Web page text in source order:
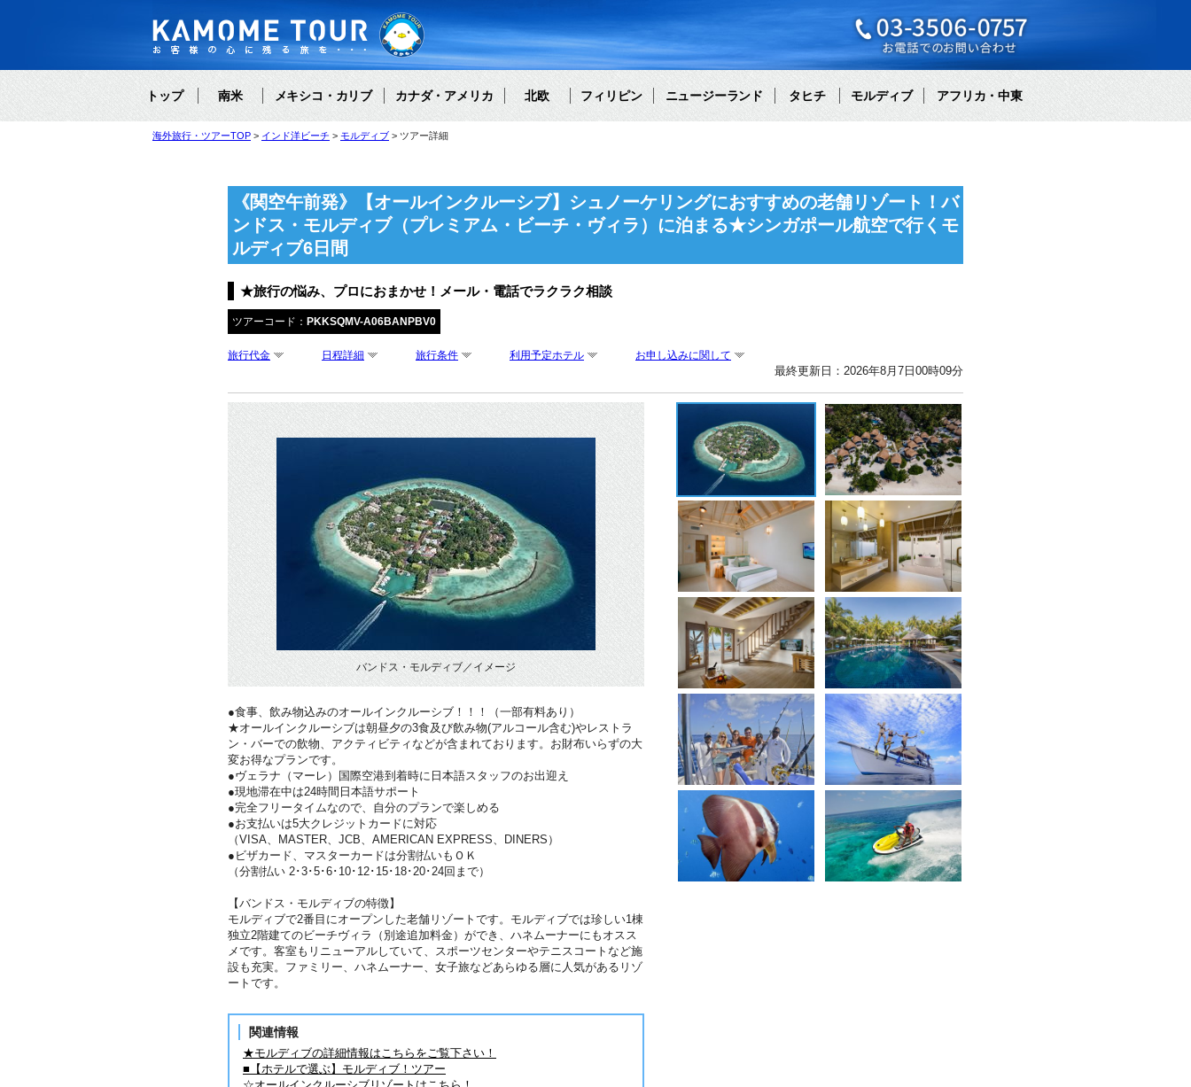
トップ 南米 メキシコ・カリブ カナダ・アメリカ 北欧 フィリピン ニュージーランド タヒチ モルディブ アフリカ・中東
海外旅行・ツアーTOP インド洋ビーチ モルディブ ツアー詳細
《関空午前発》【オールインクルーシブ】シュノーケリングにおすすめの老舗リゾート！バ
ンドス・モルディブ（プレミアム・ビーチ・ヴィラ）に泊まる★シンガポール航空で行くモ
ルディブ6日間
★旅行の悩み、プロにおまかせ！メール・電話でラクラク相談
ツアーコード： PKKSQMV-A06BANPBV0
旅行代金 日程詳細 旅行条件 利用予定ホテル お申し込みに関して
最終更新日：2026年8月7日00時09分
バンドス・モルディブ／イメージ
●食事、飲み物込みのオールインクルーシブ！！！（一部有料あり）
★オールインクルーシブは朝昼夕の3食及び飲み物(アルコール含む)やレストラ
ン・バーでの飲物、アクティビティなどが含まれております。お財布いらずの大
変お得なプランです。
●ヴェラナ（マーレ）国際空港到着時に日本語スタッフのお出迎え
●現地滞在中は24時間日本語サポート
●完全フリータイムなので、自分のプランで楽しめる
●お支払いは5大クレジットカードに対応
（VISA、MASTER、JCB、AMERICAN EXPRESS、DINERS）
●ビザカード、マスターカードは分割払いもＯＫ
（分割払い 2･3･5･6･10･12･15･18･20･24回まで）
【バンドス・モルディブの特徴】
モルディブで2番目にオープンした老舗リゾートです。モルディブでは珍しい1棟
独立2階建てのビーチヴィラ（別途追加料金）ができ、ハネムーナーにもオスス
メです。客室もリニューアルしていて、スポーツセンターやテニスコートなど施
設も充実。ファミリー、ハネムーナー、女子旅などあらゆる層に人気があるリゾ
ートです。
関連情報
★モルディブの詳細情報はこちらをご覧下さい！
■【ホテルで選ぶ】モルディブ！ツアー